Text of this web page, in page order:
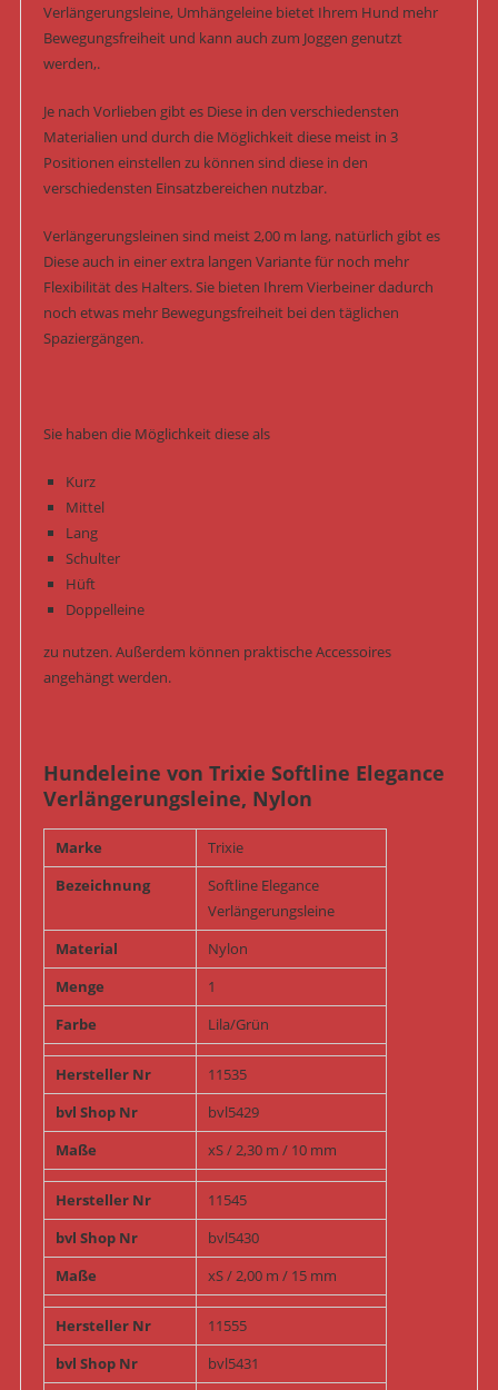
Verlängerungsleine, Umhängeleine bietet Ihrem Hund mehr
Bewegungsfreiheit und kann auch zum Joggen genutzt
werden,.
Je nach Vorlieben gibt es Diese in den verschiedensten
Materialien und durch die Möglichkeit diese meist in 3
Positionen einstellen zu können sind diese in den
verschiedensten Einsatzbereichen nutzbar.
Verlängerungsleinen sind meist 2,00 m lang, natürlich gibt es
Diese auch in einer extra langen Variante für noch mehr
Flexibilität des Halters. Sie bieten Ihrem Vierbeiner dadurch
noch etwas mehr Bewegungsfreiheit bei den täglichen
Spaziergängen.
Sie haben die Möglichkeit diese als
Kurz
Mittel
Lang
Schulter
Hüft
Doppelleine
zu nutzen. Außerdem können praktische Accessoires
angehängt werden.
Hundeleine von Trixie Softline Elegance
Verlängerungsleine, Nylon
Marke
Trixie
Bezeichnung
Softline Elegance
Verlängerungsleine
Material
Nylon
Menge
1
Farbe
Lila/Grün
Hersteller Nr
11535
bvl Shop Nr
bvl5429
Maße
xS / 2,30 m / 10 mm
Hersteller Nr
11545
bvl Shop Nr
bvl5430
Maße
xS / 2,00 m / 15 mm
Hersteller Nr
11555
bvl Shop Nr
bvl5431